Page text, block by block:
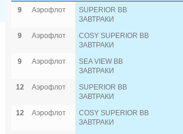
9 Аэрофлот
SUPERIOR BB
ЗАВТРАКИ
9 Аэрофлот
COSY SUPERIOR BB
ЗАВТРАКИ
9 Аэрофлот
SEA VIEW BB
ЗАВТРАКИ
12 Аэрофлот
SUPERIOR BB
ЗАВТРАКИ
12 Аэрофлот
COSY SUPERIOR BB
ЗАВТРАКИ